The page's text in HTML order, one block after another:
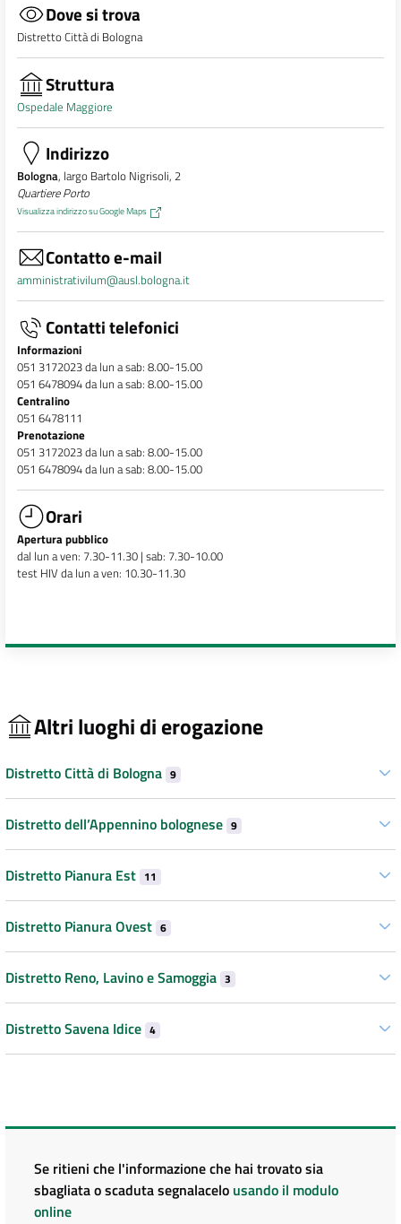
Dove si trova
Distretto Città di Bologna
Struttura
Ospedale Maggiore
Indirizzo
Bologna, largo Bartolo Nigrisoli, 2
Quartiere Porto
Visualizza indirizzo su Google Maps
Contatto e-mail
amministrativilum@ausl.bologna.it
Contatti telefonici
Informazioni
051 3172023 da lun a sab: 8.00-15.00
051 6478094 da lun a sab: 8.00-15.00
Centralino
051 6478111
Prenotazione
051 3172023 da lun a sab: 8.00-15.00
051 6478094 da lun a sab: 8.00-15.00
Orari
Apertura pubblico
dal lun a ven: 7.30-11.30 | sab: 7.30-10.00
test HIV da lun a ven: 10.30-11.30
Altri luoghi di erogazione
Distretto Città di Bologna 9
Distretto dell’Appennino bolognese 9
Distretto Pianura Est 11
Distretto Pianura Ovest 6
Distretto Reno, Lavino e Samoggia 3
Distretto Savena Idice 4
Se ritieni che l'informazione che hai trovato sia
sbagliata o scaduta segnalacelo usando il modulo
online